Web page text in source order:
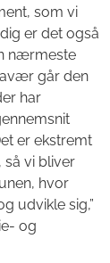
som vi
er det også
nærmeste
går den
har
er ekstremt
så vi bliver
hvor
udvikle sig,”
og